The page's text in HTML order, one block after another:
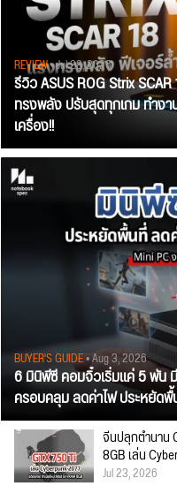
REVIEW• Jul 28, 2026
รีวิว ASUS ROG Strix
ทรงพลัง ปรับสุดทุกเกม ทำง
เครื่อง!!
BUYER'S GUIDE• Aug 3, 2026
6 มินิพีซี คอมจิ๋วเริ่มแค่ 5 พัน
ครอบคลุม ลดค่าไฟ ประหยัด
จีนปลุกตำนาน
8GB เล่น
Jul 23, 2026